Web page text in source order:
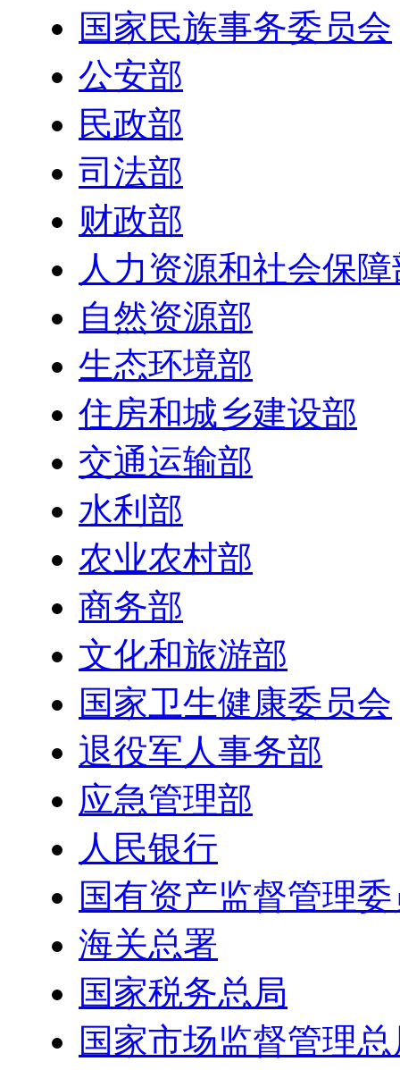
国家民族事务委员会
公安部
民政部
司法部
财政部
人力资源和社会保
自然资源部
生态环境部
住房和城乡建设部
交通运输部
水利部
农业农村部
商务部
文化和旅游部
国家卫生健康委员会
退役军人事务部
应急管理部
人民银行
国有资产监督管理
海关总署
国家税务总局
国家市场监督管理